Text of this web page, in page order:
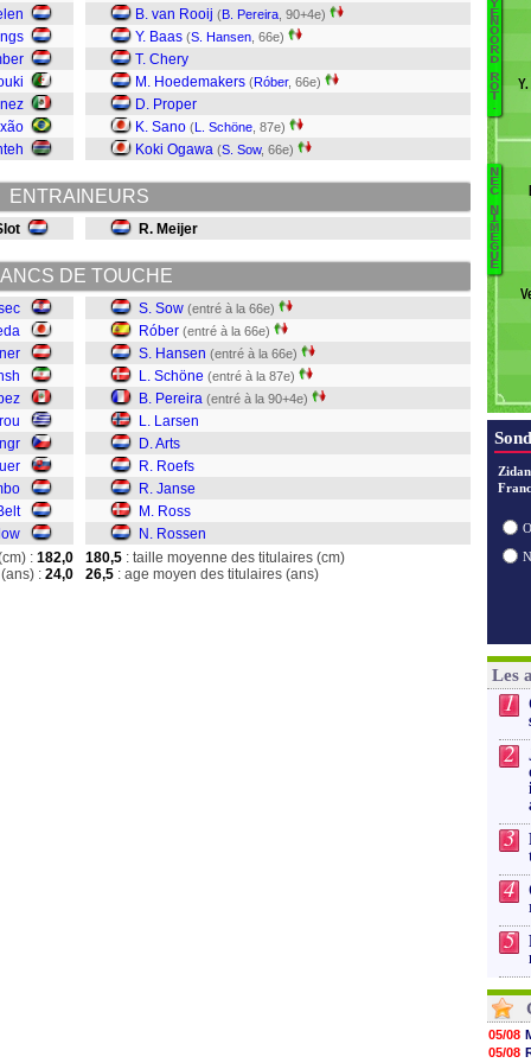
B. van Rooij (B. Pereira , 90+4e)
Y. Baas (S. Hansen , 66e)
T. Chery
M. Hoedemakers (Róber, 66e)
D. Proper
K. Sano (L. Schöne , 87e)
Koki Ogawa (S. Sow, 66e)
ENTRAINEURS
R. Meijer
DE TOUCHE
S. Sow (entré à la 66e)
Róber (entré à la 66e)
S. Hansen (entré à la 66e)
L. Schöne (entré à la 87e)
B. Pereira (entré à la 90+4e)
L. Larsen
D. Arts
R. Roefs
R. Janse
M. Ross
N. Rossen
: 182,0
: 24,0
180,5 : taille moyenne des titulaires (cm)
26,5 : age moyen des titulaires (ans)
Y
E
N
O
O
R
D
R
O
T
.
N
E
C
N
I
M
È
G
U
E
Les
1
2
3
4
5
05/08
05/08